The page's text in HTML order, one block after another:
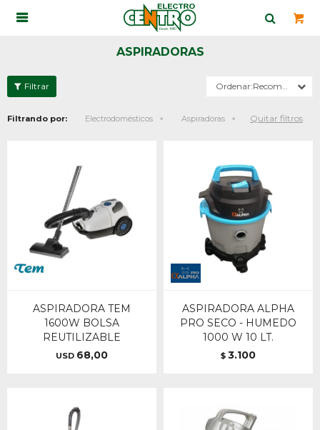

ASPIRADORAS
Recomendados
Filtrando por: Electrodomésticos Aspiradoras Quitar filtros
ASPIRADORA TEM
1600W BOLSA
REUTILIZABLE
USD 68,00
ASPIRADORA ALPHA
PRO SECO - HUMEDO
1000 W 10 LT.
$ 3.100